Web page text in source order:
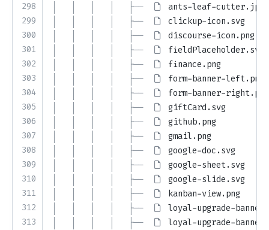
298
299
300
301
302
303
304
305
306
307
308
309
310
311
312
313
│   │   │   │   ├──
ants-leaf-cutter.jpeg
│   │   │   │   ├──
clickup-icon.svg
│   │   │   │   ├──
discourse-icon.png
│   │   │   │   ├──
fieldPlaceholder.svg
│   │   │   │   ├──
finance.png
│   │   │   │   ├──
form-banner-left.png
│   │   │   │   ├──
form-banner-right.png
│   │   │   │   ├──
giftCard.svg
│   │   │   │   ├──
github.png
│   │   │   │   ├──
gmail.png
│   │   │   │   ├──
google-doc.svg
│   │   │   │   ├──
google-sheet.svg
│   │   │   │   ├──
google-slide.svg
│   │   │   │   ├──
kanban-view.png
│   │   │   │   ├──
loyal-upgrade-
│   │   │   │   ├──
loyal-upgrade-banner-